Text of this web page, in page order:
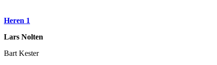
Heren 1
Lars Nolten
Bart Kester